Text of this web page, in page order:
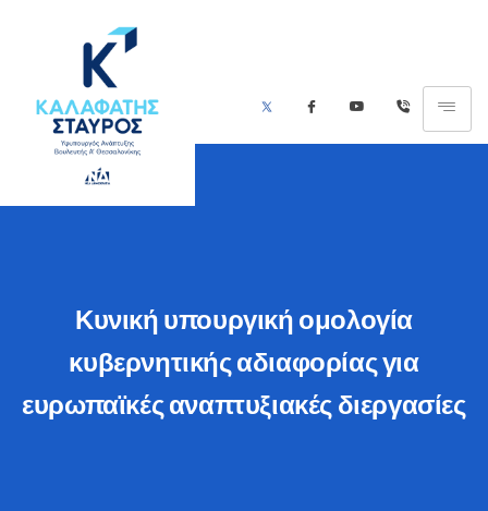
Κυνική υπουργική ομολογία
κυβερνητικής αδιαφορίας για
ευρωπαϊκές αναπτυξιακές διεργασίες